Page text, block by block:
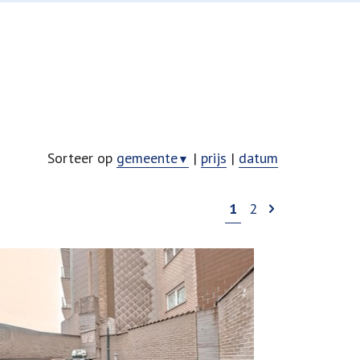
Sorteer op gemeente▼ | prijs | datum
1 2